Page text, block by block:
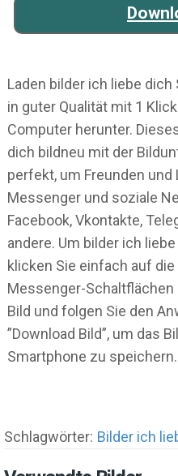
Laden bilder ich liebe
in guter Qualität mit 1
Computer herunter.
dich bildneu mit der
perfekt, um Freunden und
Messenger und soziale
Facebook, Vkontakte,
andere. Um bilder ich
klicken Sie einfach auf
Messenger-
Bild und folgen Sie den
”Download Bild”, um das
Smartphone zu speichern.
Schlagwörter: Bilder ich